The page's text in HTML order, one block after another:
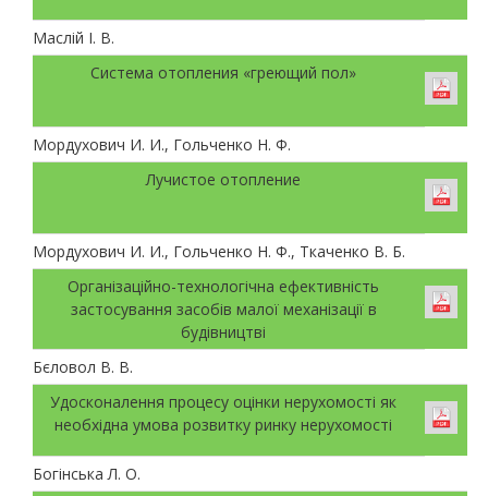
Маслій І. В.
Система отопления «греющий пол»
Мордухович И. И., Гольченко Н. Ф.
Лучистое отопление
Мордухович И. И., Гольченко Н. Ф., Ткаченко В. Б.
Організаційно-технологічна ефективність
застосування засобів малої механізації в
будівництві
Бєловол В. В.
Удосконалення процесу оцінки нерухомості як
необхідна умова розвитку ринку нерухомості
Богінська Л. О.